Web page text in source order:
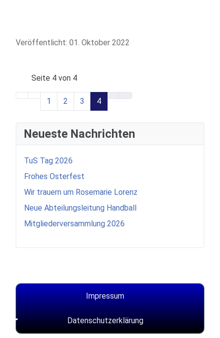
Veröffentlicht: 01. Oktober 2022
Seite 4 von 4
1 2 3 4
Neueste Nachrichten
TuS Tag 2026
Frohes Osterfest
Wir trauern um Rosemarie Lorenz
Neue Abteilungsleitung Handball
Mitgliederversammlung 2026
Impressum
Datenschutzerklärung